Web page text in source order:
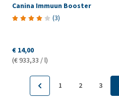
Canina Immuun Booster
(3)
€ 14,00
(€ 933,33 / l)
1 2 3